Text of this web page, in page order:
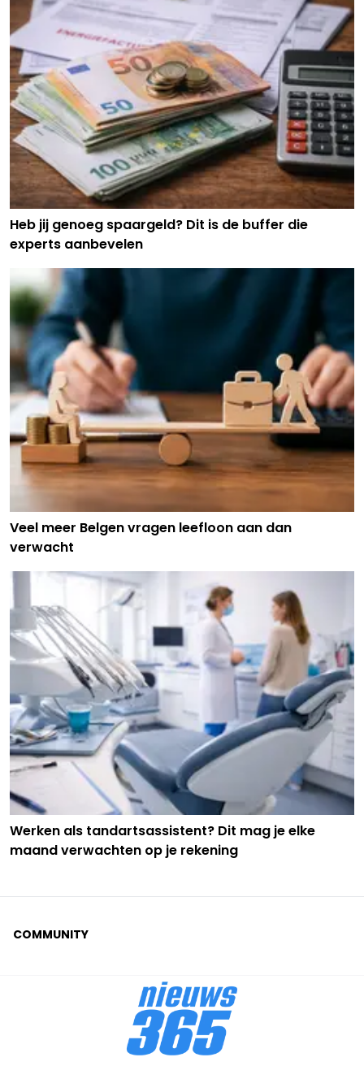
Heb jij genoeg spaargeld? Dit is de buffer die
experts aanbevelen
Veel meer Belgen vragen leefloon aan dan
verwacht
Werken als tandartsassistent? Dit mag je elke
maand verwachten op je rekening
COMMUNITY